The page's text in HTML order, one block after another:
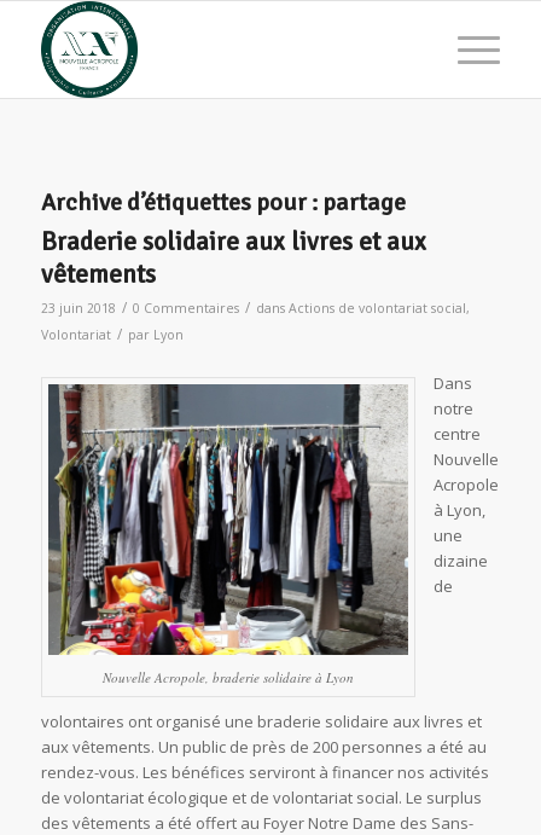
Archive d’étiquettes pour : partage
Braderie solidaire aux livres et aux
vêtements
23 juin 2018 / 0 Commentaires / dans Actions de volontariat social,
Volontariat / par Lyon
Nouvelle Acropole, braderie solidaire à Lyon
Dans
notre
centre
Nouvelle
Acropole
à Lyon,
une
dizaine
de
volontaires ont organisé une braderie solidaire aux livres et
aux vêtements. Un public de près de 200 personnes a été au
rendez-vous. Les bénéfices serviront à financer nos activités
de volontariat écologique et de volontariat social. Le surplus
des vêtements a été offert au Foyer Notre Dame des Sans-